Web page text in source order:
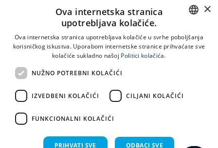
Spinčićeva 1, 21000 Split
LINKOVI
Uvjeti korištenja
CROATIAN
×
Ova internetska stranica
upotrebljava kolačiće.
Ova internetska stranica upotrebljava kolačiće u svrhe poboljšanja
korisničkog iskustva. Uporabom internetske stranice prihvaćate sve
kolačiće sukladno našoj Politici kolačića.
NUŽNO POTREBNI KOLAČIĆI
IZVEDBENI KOLAČIĆI CILJANI KOLAČIĆI
FUNKCIONALNI KOLAČIĆI
PRIHVATI SVE ODBACI SVE